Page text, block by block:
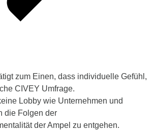
zum Einen, dass individuelle Gefühl,
CIVEY Umfrage.
Lobby wie Unternehmen und
die Folgen der
der Ampel zu entgehen.